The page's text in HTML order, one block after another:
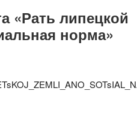
«Рать липецкой
норма»